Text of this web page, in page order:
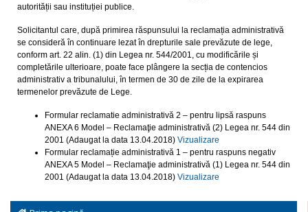
autorității sau instituției publice.
Solicitantul care, după primirea răspunsului la reclamația administrativă
se consideră în continuare lezat în drepturile sale prevăzute de lege,
conform art. 22 alin. (1) din Legea nr. 544/2001, cu modificările și
completările ulterioare, poate face plângere la secția de contencios
administrativ a tribunalului, în termen de 30 de zile de la expirarea
termenelor prevăzute de Lege.
Formular reclamatie administrativă 2 – pentru lipsă raspuns
ANEXA 6 Model – Reclamaţie administrativă (2) Legea nr. 544 din
2001 (Adaugat la data 13.04.2018) Vizualizare
Formular reclamație administrativă 1 – pentru raspuns negativ
ANEXA 5 Model – Reclamaţie administrativă (1) Legea nr. 544 din
2001 (Adaugat la data 13.04.2018) Vizualizare